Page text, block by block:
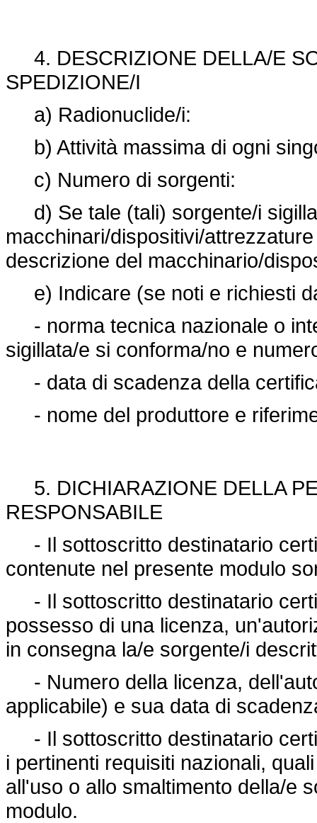
4. DESCRIZIONE DELLA/E
SPEDIZIONE/I
a) Radionuclide/i:
b) Attività massima di ogni
c) Numero di sorgenti:
d) Se tale (tali) sorgente/i
macchinari/dispositivi/
descrizione del macchinario/
e) Indicare (se noti e richiesti
- norma tecnica nazionale o
sigillata/e si conforma/no e
- data di scadenza della
- nome del produttore e
5. DICHIARAZIONE DELLA
RESPONSABILE
- Il sottoscritto destinatario
contenute nel presente modulo
- Il sottoscritto destinatario
possesso di una licenza,
in consegna la/e sorgente/i
- Numero della licenza,
applicabile) e sua data di
- Il sottoscritto destinatario
i pertinenti requisiti nazionali,
all'uso o allo smaltimento della/e
modulo.